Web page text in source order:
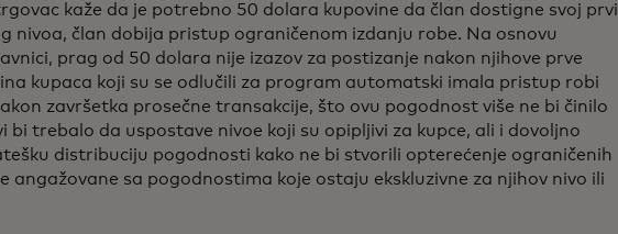
kaže da je potrebno 50 dolara kupovine da član dostigne svoj prvi
nivoa, član dobija pristup ograničenom izdanju robe. Na osnovu
prag od 50 dolara nije izazov za postizanje nakon njihove prve
kupaca koji su se odlučili za program automatski imala pristup robi
završetka prosečne transakcije, što ovu pogodnost više ne bi činilo
bi trebalo da uspostave nivoe koji su opipljivi za kupce, ali i dovoljno
distribuciju pogodnosti kako ne bi stvorili opterećenje ograničenih
angažovane sa pogodnostima koje ostaju ekskluzivne za njihov nivo ili